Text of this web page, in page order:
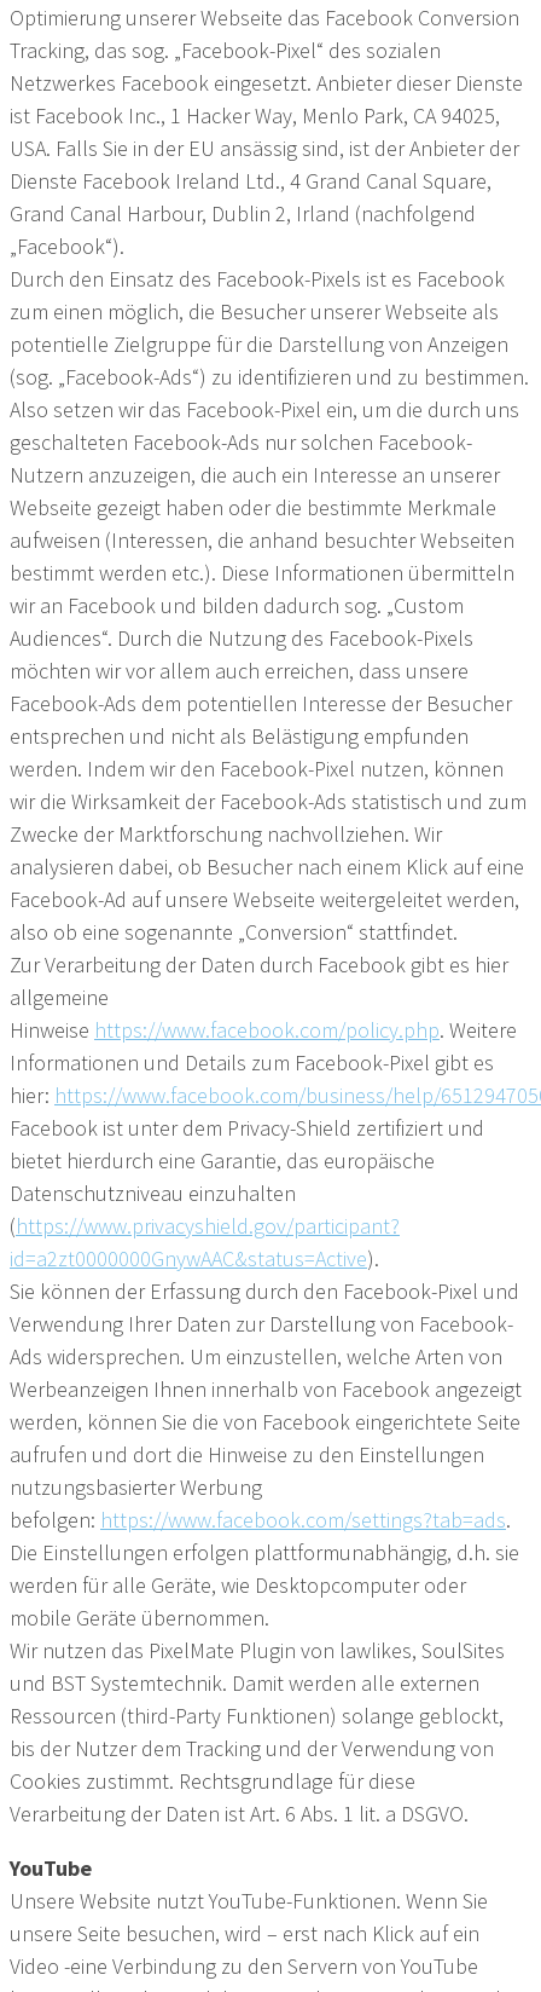
Optimierung unserer Webseite das Facebook Conversion
Tracking, das sog. „Facebook-Pixel“ des sozialen
Netzwerkes Facebook eingesetzt. Anbieter dieser Dienste
ist Facebook Inc., 1 Hacker Way, Menlo Park, CA 94025,
USA. Falls Sie in der EU ansässig sind, ist der Anbieter der
Dienste Facebook Ireland Ltd., 4 Grand Canal Square,
Grand Canal Harbour, Dublin 2, Irland (nachfolgend
„Facebook“).
Durch den Einsatz des Facebook-Pixels ist es Facebook
zum einen möglich, die Besucher unserer Webseite als
potentielle Zielgruppe für die Darstellung von Anzeigen
(sog. „Facebook-Ads“) zu identifizieren und zu bestimmen.
Also setzen wir das Facebook-Pixel ein, um die durch uns
geschalteten Facebook-Ads nur solchen Facebook-
Nutzern anzuzeigen, die auch ein Interesse an unserer
Webseite gezeigt haben oder die bestimmte Merkmale
aufweisen (Interessen, die anhand besuchter Webseiten
bestimmt werden etc.). Diese Informationen übermitteln
wir an Facebook und bilden dadurch sog. „Custom
Audiences“. Durch die Nutzung des Facebook-Pixels
möchten wir vor allem auch erreichen, dass unsere
Facebook-Ads dem potentiellen Interesse der Besucher
entsprechen und nicht als Belästigung empfunden
werden. Indem wir den Facebook-Pixel nutzen, können
wir die Wirksamkeit der Facebook-Ads statistisch und zum
Zwecke der Marktforschung nachvollziehen. Wir
analysieren dabei, ob Besucher nach einem Klick auf eine
Facebook-Ad auf unsere Webseite weitergeleitet werden,
also ob eine sogenannte „Conversion“ stattfindet.
Zur Verarbeitung der Daten durch Facebook gibt es hier
allgemeine
Hinweise https://www.facebook.com/policy.php. Weitere
Informationen und Details zum Facebook-Pixel gibt es
hier: https://www.facebook.com/business/help/
Facebook ist unter dem Privacy-Shield zertifiziert und
bietet hierdurch eine Garantie, das europäische
Datenschutzniveau einzuhalten
(https://www.privacyshield.gov/participant?
id=a2zt0000000GnywAAC&status=Active).
Sie können der Erfassung durch den Facebook-Pixel und
Verwendung Ihrer Daten zur Darstellung von Facebook-
Ads widersprechen. Um einzustellen, welche Arten von
Werbeanzeigen Ihnen innerhalb von Facebook angezeigt
werden, können Sie die von Facebook eingerichtete Seite
aufrufen und dort die Hinweise zu den Einstellungen
nutzungsbasierter Werbung
befolgen: https://www.facebook.com/settings?tab=ads.
Die Einstellungen erfolgen plattformunabhängig, d.h. sie
werden für alle Geräte, wie Desktopcomputer oder
mobile Geräte übernommen.
Wir nutzen das PixelMate Plugin von lawlikes, SoulSites
und BST Systemtechnik. Damit werden alle externen
Ressourcen (third-Party Funktionen) solange geblockt,
bis der Nutzer dem Tracking und der Verwendung von
Cookies zustimmt. Rechtsgrundlage für diese
Verarbeitung der Daten ist Art. 6 Abs. 1 lit. a DSGVO.
YouTube
Unsere Website nutzt YouTube-Funktionen. Wenn Sie
unsere Seite besuchen, wird – erst nach Klick auf ein
Video -eine Verbindung zu den Servern von YouTube